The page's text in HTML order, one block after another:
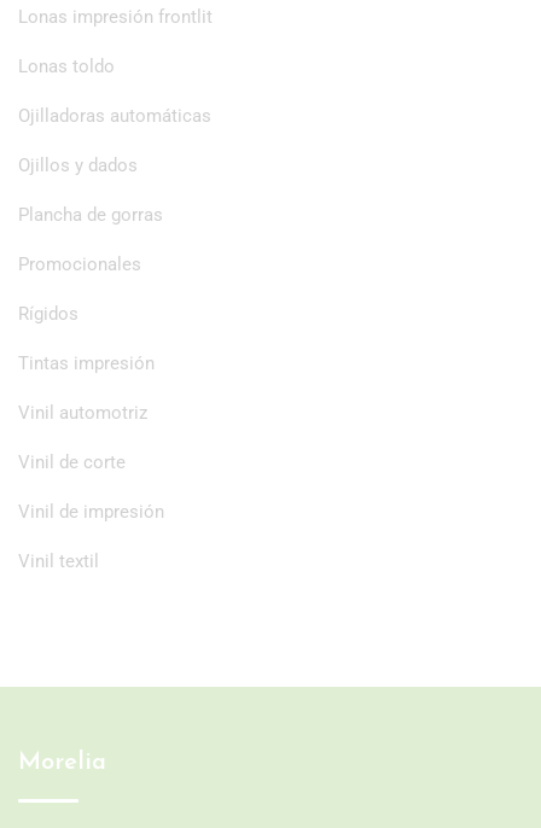
Lonas impresión frontlit
Lonas toldo
Ojilladoras automáticas
Ojillos y dados
Plancha de gorras
Promocionales
Rígidos
Tintas impresión
Vinil automotriz
Vinil de corte
Vinil de impresión
Vinil textil
Morelia